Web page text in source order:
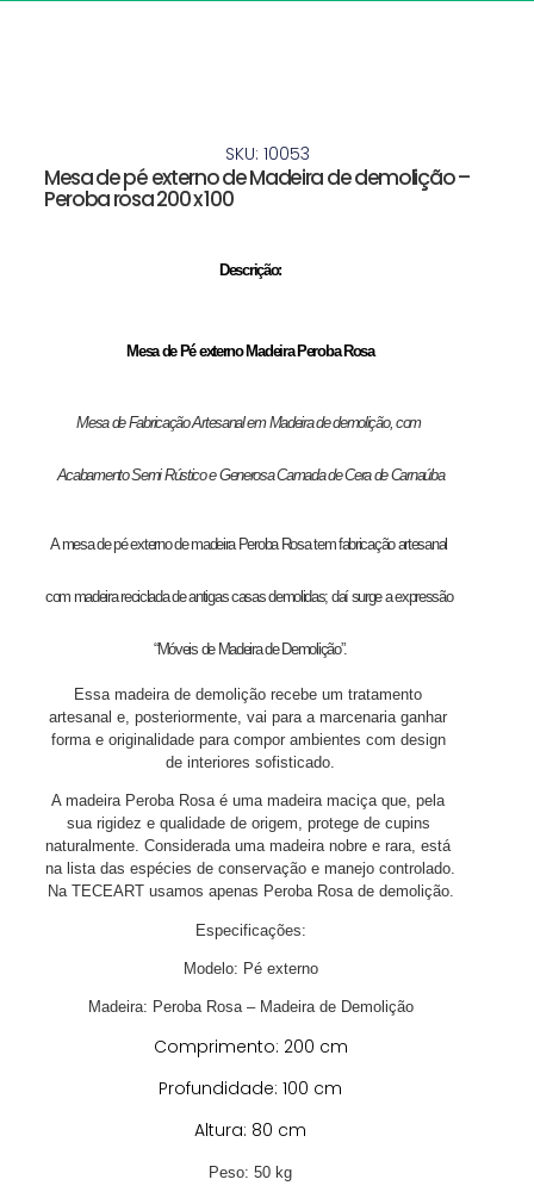
SKU: 10053
Mesa de pé externo de Madeira de demolição –
Peroba rosa 200 x 100
Descrição:
Mesa de Pé externo Madeira Peroba Rosa
Mesa de Fabricação Artesanal em Madeira de demolição, com
Acabamento Semi Rústico e Generosa Camada de Cera de Carnaúba
A mesa de pé externo de madeira Peroba Rosa tem fabricação artesanal
com madeira reciclada de antigas casas demolidas; daí surge a expressão
“Móveis de Madeira de Demolição”.
Essa madeira de demolição recebe um tratamento
artesanal e, posteriormente, vai para a marcenaria ganhar
forma e originalidade para compor ambientes com design
de interiores sofisticado.
A madeira Peroba Rosa é uma madeira maciça que, pela
sua rigidez e qualidade de origem, protege de cupins
naturalmente. Considerada uma madeira nobre e rara, está
na lista das espécies de conservação e manejo controlado.
Na TECEART usamos apenas Peroba Rosa de demolição.
Especificações:
Modelo: Pé externo
Madeira: Peroba Rosa – Madeira de Demolição
Comprimento: 200 cm
Profundidade: 100 cm
Altura: 80 cm
Peso: 50 kg